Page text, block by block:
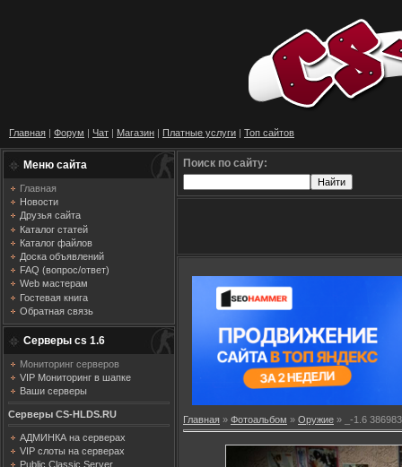
Главная | Форум | Чат | Магазин | Платные услуги | Топ сайтов
Меню сайта
Главная
Новости
Друзья сайта
Каталог статей
Каталог файлов
Доска объявлений
FAQ (вопрос/ответ)
Web мастерам
Гостевая книга
Обратная связь
Серверы cs 1.6
Мониторинг серверов
VIP Мониторинг в шапке
Ваши серверы
Серверы CS-HLDS.RU
АДМИНКА на серверах
VIP слоты на серверах
Public Classic Server
Поиск по сайту:
Главная » Фотоальбом » Оружие » _-1.6